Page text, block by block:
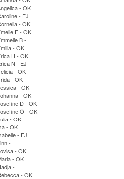
- OK
- EJ
- OK
F - OK
B -
- OK
H - OK
N - EJ
- OK
- OK
- OK
- OK
D - OK
Ö - OK
- OK
- OK
- EJ
-
- OK
- OK
-
- OK